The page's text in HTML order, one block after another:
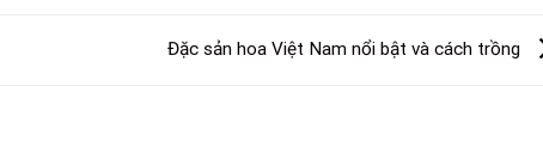
Đặc sản hoa Việt Nam nổi bật và cách trồng